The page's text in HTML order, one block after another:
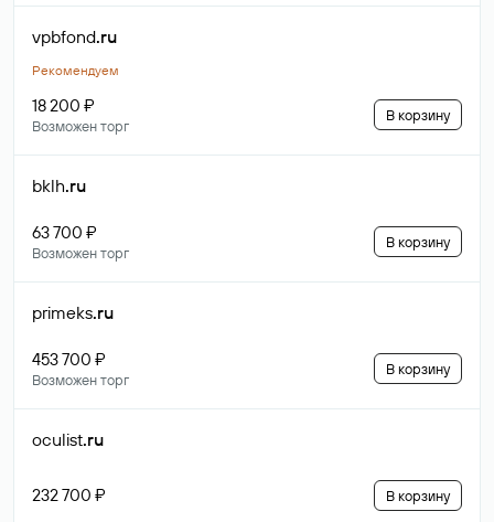
vpbfond.ru
Рекомендуем
18 200 ₽
Возможен торг
В корзину
bklh.ru
63 700 ₽
Возможен торг
В корзину
primeks.ru
453 700 ₽
Возможен торг
В корзину
oculist.ru
232 700 ₽ В корзину